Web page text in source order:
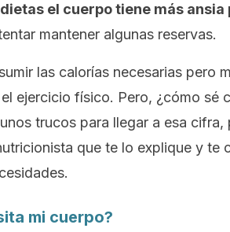
el cuerpo tiene más
mantener algunas reservas.
las calorías necesarias pero
ejercicio físico. Pero, ¿cómo sé
trucos para llegar a esa cifra,
que te lo explique y te
mi cuerpo?